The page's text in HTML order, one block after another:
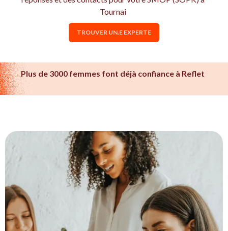
Tournai
TROUVER UN.E EXPERTE
Plus de 3000 femmes font déjà confiance à Reflet